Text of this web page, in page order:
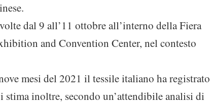
dal 9 all’11 ottobre all’interno della Fiera
and Convention Center, nel contesto
mesi del 2021 il tessile italiano ha registrato
stima inoltre, secondo un’attendibile analisi di